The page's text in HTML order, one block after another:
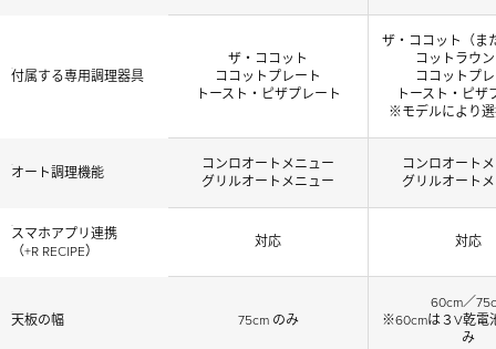
付属する専用調理器具
ザ・ココット
ココットプレート
トースト・ピザプレート
ザ・ココット（ま
コットラウ
ココットプ
トースト・ピザ
※モデルにより
オート調理機能
コンロオートメニュー
グリルオートメニュー
コンロオート
グリルオート
スマホアプリ連携
（+R RECIPE）
対応 対応
天板の幅 75cm のみ
60cm／
※60cmは３V乾電
み